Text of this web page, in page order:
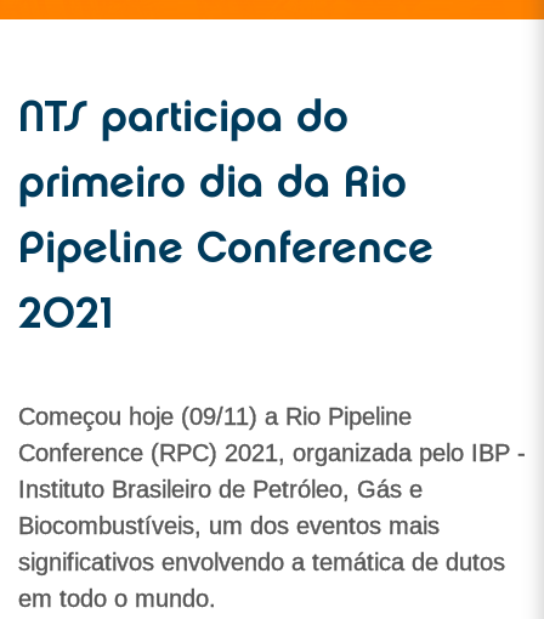
NTS participa do
primeiro dia da Rio
Pipeline Conference
2021
Começou hoje (09/11) a Rio Pipeline
Conference (RPC) 2021, organizada pelo IBP -
Instituto Brasileiro de Petróleo, Gás e
Biocombustíveis, um dos eventos mais
significativos envolvendo a temática de dutos
em todo o mundo.